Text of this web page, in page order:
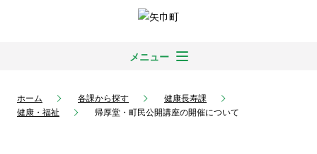
メニュー
ホーム 各課から探す
健康長寿課
健康・福祉
帰厚堂・町民公開講座の開催について